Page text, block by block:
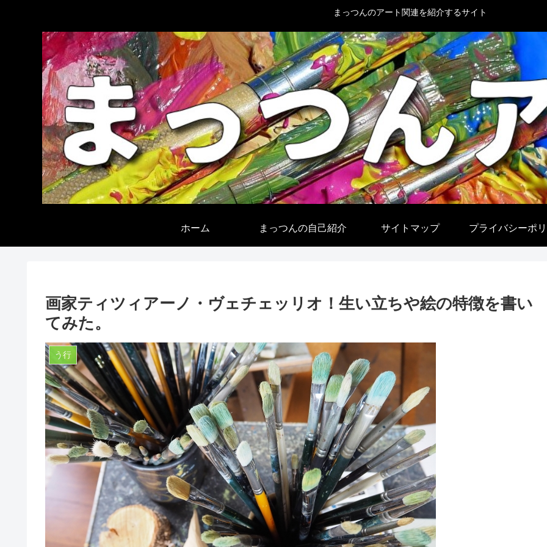
まっつんのアート関連を紹介するサイト
ホーム まっつんの自己紹介 サイトマップ プライバシーポ
画家ティツィアーノ・ヴェチェッリオ！生い立ちや絵の特徴を書い
てみた。
う行